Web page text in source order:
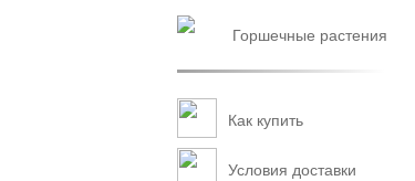
горшечные растения
Как купить
Условия доставки